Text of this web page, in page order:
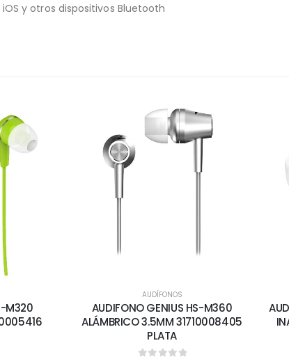
y otros dispositivos Bluetooth
M320
AUDÍFONOS
AUDIFONO GENIUS HS-M360
ALÁMBRICO 3.5MM 31710008405
PLATA